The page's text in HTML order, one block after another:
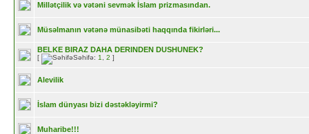
Millətçilik və vətəni sevmək İslam prizmasından.
Müsəlmanın vətənə münasibəti haqqında fikirləri...
BELKE BIRAZ DAHA DERINDEN DUSHUNEK?
[ Səhifə: 1 2 ]
Alevilik
İslam dünyası bizi dəstəkləyirmi?
Muharibe!!!